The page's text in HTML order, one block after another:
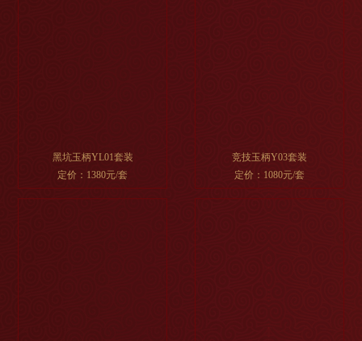
黑坑玉柄YL01套装
定价：1380元/套
竞技玉柄Y03套装
定价：1080元/套